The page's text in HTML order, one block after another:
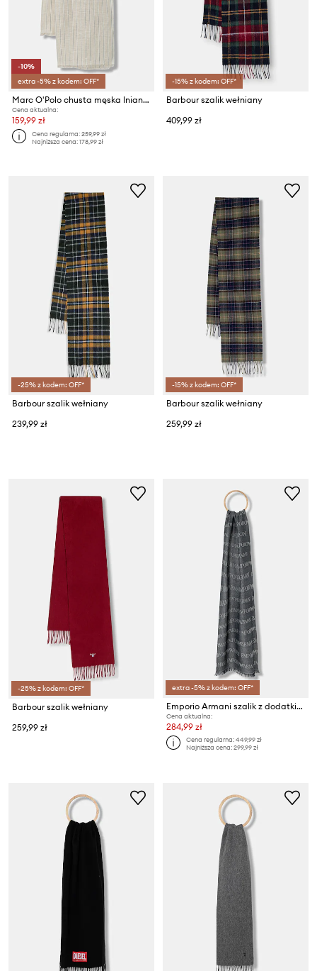
-10%
extra -5% z kodem: OFF*
Marc O'Polo chusta męska lniana
Cena aktualna:
159,99 zł
Cena regularna:259,99 zł
Najniższa cena:178,99 zł
-15% z kodem: OFF*
Barbour szalik wełniany
409,99 zł
-25% z kodem: OFF*
Barbour szalik wełniany
239,99 zł
-15% z kodem: OFF*
Barbour szalik wełniany
259,99 zł
-25% z kodem: OFF*
Barbour szalik wełniany
259,99 zł
extra -5% z kodem: OFF*
Emporio Armani szalik z dodatkiem wełny
Cena aktualna:
284,99 zł
Cena regularna:449,99 zł
Najniższa cena:299,99 zł